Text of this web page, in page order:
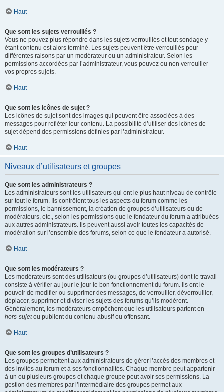
Haut
Que sont les sujets verrouillés ?
Vous ne pouvez plus répondre dans les sujets verrouillés et tout sondage y
étant contenu est alors terminé. Les sujets peuvent être verrouillés pour
différentes raisons par un modérateur ou un administrateur. Selon les
permissions accordées par l’administrateur, vous pouvez ou non verrouiller
vos propres sujets.
Haut
Que sont les icônes de sujet ?
Les icônes de sujet sont des images qui peuvent être associées à des
messages pour refléter leur contenu. La possibilité d’utiliser des icônes de
sujet dépend des permissions définies par l’administrateur.
Haut
Niveaux d’utilisateurs et groupes
Que sont les administrateurs ?
Les administrateurs sont les utilisateurs qui ont le plus haut niveau de contrôle
sur tout le forum. Ils contrôlent tous les aspects du forum comme les
permissions, le bannissement, la création de groupes d’utilisateurs ou de
modérateurs, etc., selon les permissions que le fondateur du forum a attribuées
aux autres administrateurs. Ils peuvent aussi avoir toutes les capacités de
modération sur l’ensemble des forums, selon ce que le fondateur a autorisé.
Haut
Que sont les modérateurs ?
Les modérateurs sont des utilisateurs (ou groupes d’utilisateurs) dont le travail
consiste à vérifier au jour le jour le bon fonctionnement du forum. Ils ont le
pouvoir de modifier ou supprimer des messages, de verrouiller, déverrouiller,
déplacer, supprimer et diviser les sujets des forums qu’ils modèrent.
Généralement, les modérateurs empêchent que les utilisateurs partent en
hors-sujetou publient du contenu abusif ou offensant.
Haut
Que sont les groupes d’utilisateurs ?
Les groupes permettent aux administrateurs de gérer l’accès des membres et
des invités au forum et à ses fonctionnalités. Chaque membre peut appartenir
à un ou plusieurs groupes et chaque groupe peut avoir ses permissions. La
gestion des membres par l’intermédiaire des groupes permet aux